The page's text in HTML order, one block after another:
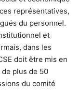
représentatives,
du personnel.
et
dans les
doit être mis en
plus de 50
du comité